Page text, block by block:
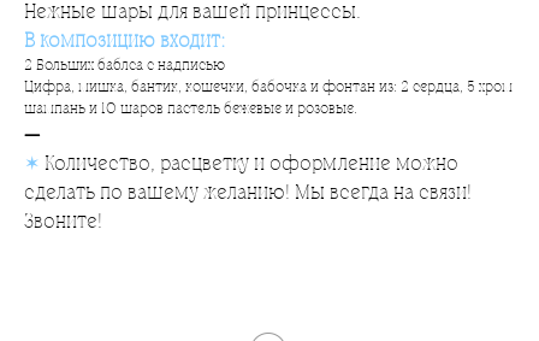
Нежные шары для вашей принцессы.
В композицию входит:
2 Больших баблса с надписью
Цифра, мишка, бантик, кошечки, бабочка и фонтан из: 2 сердца, 5 хром
шампань и 10 шаров пастель бежевые и розовые.
—
✶ Количество, расцветку и оформление можно
сделать по вашему желанию! Мы всегда на связи!
Звоните!